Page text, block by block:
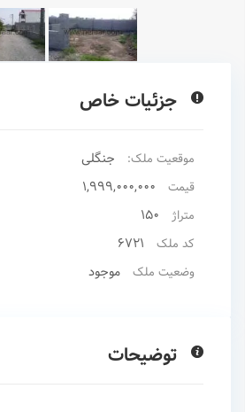
جزئیات خاص
موقعیت ملک: جنگلی
قیمت 1,999,000,000
متراژ 150
کد ملک 6721
وضعیت ملک موجود
توضیحات